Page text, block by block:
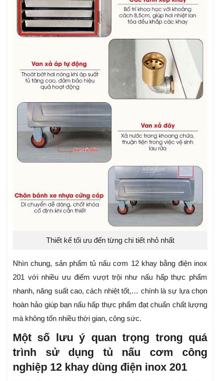
Thiết kế tối ưu đến từng chi tiết nhỏ nhất
Nhìn chung, sản phẩm tủ nấu cơm 12 khay bằng điện inox
201 với nhiều ưu điểm vượt trội như nấu hấp thực phẩm
nhanh, năng suất cao, cách nhiệt tốt,… chính là sự lựa chọn
hoàn hảo giúp bạn nấu hấp thực phẩm đạt chuẩn chất lượng
mà không tốn nhiều thời gian, công sức.
Một số lưu ý quan trọng trong quá
trình sử dụng tủ nấu cơm công
nghiệp 12 khay dùng điện inox 201